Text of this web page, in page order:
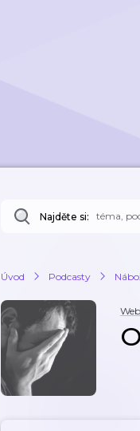
Najděte si:
Úvod Podcasty